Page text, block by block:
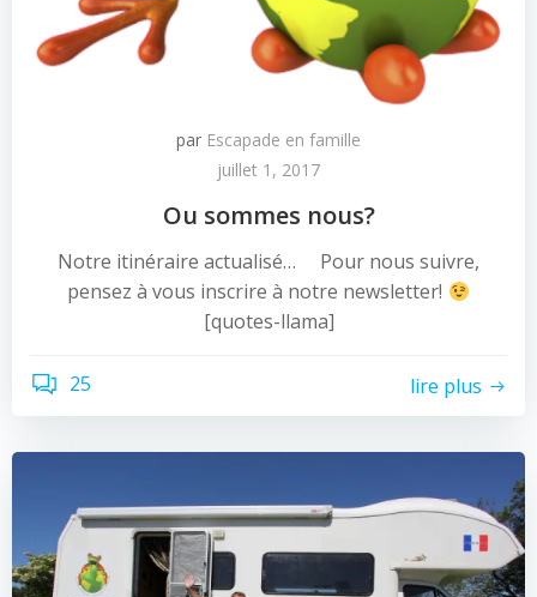
par Escapade en famille
juillet 1, 2017
Ou sommes nous?
Notre itinéraire actualisé… Pour nous suivre,
pensez à vous inscrire à notre newsletter!
[quotes-llama]
25 lire plus